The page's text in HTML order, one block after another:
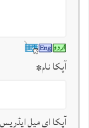
آپکا نام*
آپکا ای میل ایڈریس